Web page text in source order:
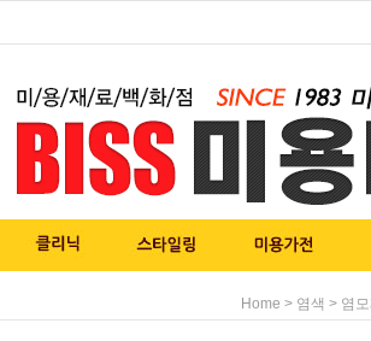
Home > 염색 > 염